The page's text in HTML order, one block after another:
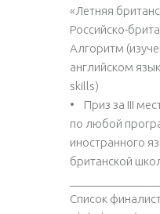
«Летняя
Российско-
Алгоритм
английском
skills)
• Приз за III
по любой
иностранного
британской
Список